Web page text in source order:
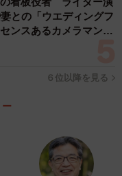
との「ウエディングフ
ンスあるカメラマン求
６位以降を見る
ー